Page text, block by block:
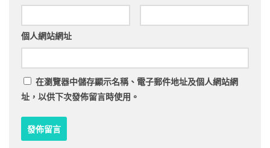
個人網站網址
在瀏覽器中儲存顯示名稱、電子郵件地址及個人網站網
址，以供下次發佈留言時使用。